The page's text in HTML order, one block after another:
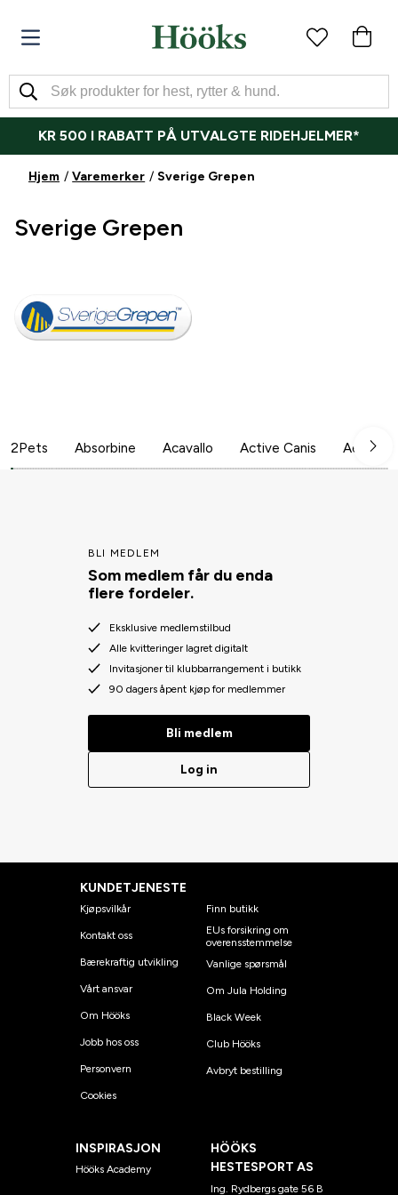
KR 500 I RABATT PÅ UTVALGTE RIDEHJELMER*
Hjem Varemerker Sverige Grepen
Sverige Grepen
2Pets Absorbine Acavallo Active Canis Aesculap
BLI MEDLEM
Som medlem får du enda
flere fordeler.
Eksklusive medlemstilbud
Alle kvitteringer lagret digitalt
Invitasjoner til klubbarrangement i butikk
90 dagers åpent kjøp for medlemmer
Bli medlem
Log in
KUNDETJENESTE
Kjøpsvilkår
Kontakt oss
Bærekraftig utvikling
Vårt ansvar
Om Hööks
Jobb hos oss
Personvern
Cookies
Finn butikk
EUs forsikring om
overensstemmelse
Vanlige spørsmål
Om Jula Holding
Black Week
Club Hööks
Avbryt bestilling
INSPIRASJON
Hööks Academy
HÖÖKS
HESTESPORT AS
Ing. Rydbergs gate 56 B